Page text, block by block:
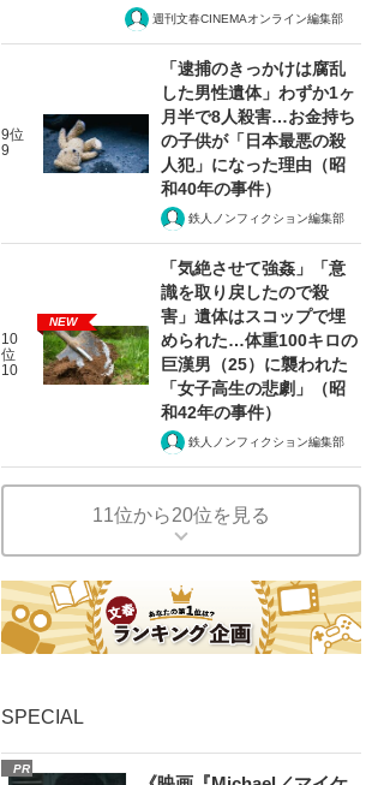
週刊文春CINEMAオンライン編集部
9位
9
「逮捕のきっかけは腐乱
した男性遺体」わずか1ヶ
月半で8人殺害…お金持ち
の子供が「日本最悪の殺
人犯」になった理由（昭
和40年の事件）
鉄人ノンフィクション編集部
10
位
10
NEW
「気絶させて強姦」「意
識を取り戻したので殺
害」遺体はスコップで埋
められた…体重100キロの
巨漢男（25）に襲われた
「女子高生の悲劇」（昭
和42年の事件）
鉄人ノンフィクション編集部
11位から20位を見る
SPECIAL
PR